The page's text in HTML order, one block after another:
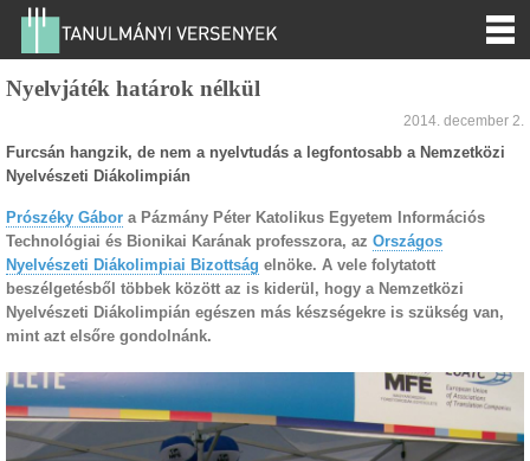
Nyelvjáték határok nélkül
2014. december 2.
Furcsán hangzik, de nem a nyelvtudás a legfontosabb a Nemzetközi
Nyelvészeti Diákolimpián
Prószéky Gábor a Pázmány Péter Katolikus Egyetem Információs
Technológiai és Bionikai Karának professzora, az Országos
Nyelvészeti Diákolimpiai Bizottság elnöke. A vele folytatott
beszélgetésből többek között az is kiderül, hogy a Nemzetközi
Nyelvészeti Diákolimpián egészen más készségekre is szükség van,
mint azt elsőre gondolnánk.